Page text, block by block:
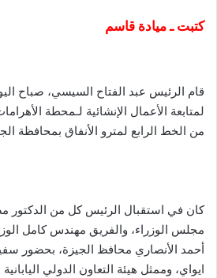
كتبت ـ ميادة قاسم
قام الرئيس عبد الفتاح السيسي، صباح
لمتابعة الأعمال الإنشائية لـمحطة
من الخط الرابع لمترو الأنفاق بمحافظة
كان في استقبال الرئيس كل من
مجلس الوزراء، والفريق مهندس كامل
أحمد الأنصاري محافظ الجيزة، بحضور
ايواي، وممثل هيئة التعاون الدولي